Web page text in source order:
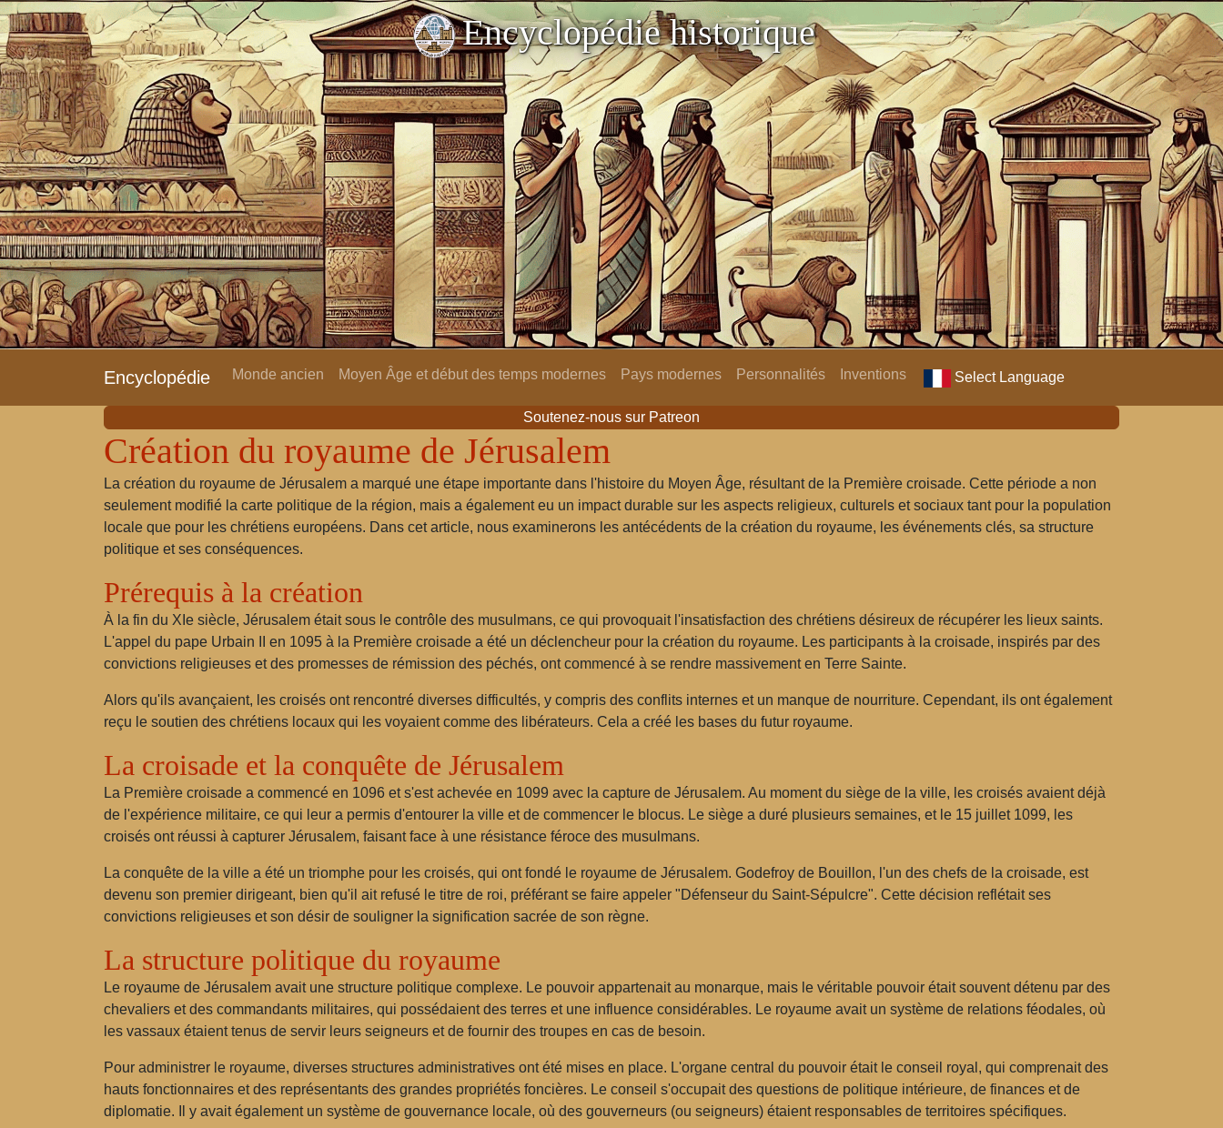
Encyclopédie historique
Encyclopédie Monde ancien Moyen Âge et début des temps modernes Pays modernes Personnalités Inventions Select Language
Soutenez-nous sur Patreon
Création du royaume de Jérusalem
La création du royaume de Jérusalem a marqué une étape importante dans l'histoire du Moyen Âge, résultant de la Première croisade. Cette période a non
seulement modifié la carte politique de la région, mais a également eu un impact durable sur les aspects religieux, culturels et sociaux tant pour la population
locale que pour les chrétiens européens. Dans cet article, nous examinerons les antécédents de la création du royaume, les événements clés, sa structure
politique et ses conséquences.
Prérequis à la création
À la fin du XIe siècle, Jérusalem était sous le contrôle des musulmans, ce qui provoquait l'insatisfaction des chrétiens désireux de récupérer les lieux saints.
L'appel du pape Urbain II en 1095 à la Première croisade a été un déclencheur pour la création du royaume. Les participants à la croisade, inspirés par des
convictions religieuses et des promesses de rémission des péchés, ont commencé à se rendre massivement en Terre Sainte.
Alors qu'ils avançaient, les croisés ont rencontré diverses difficultés, y compris des conflits internes et un manque de nourriture. Cependant, ils ont également
reçu le soutien des chrétiens locaux qui les voyaient comme des libérateurs. Cela a créé les bases du futur royaume.
La croisade et la conquête de Jérusalem
La Première croisade a commencé en 1096 et s'est achevée en 1099 avec la capture de Jérusalem. Au moment du siège de la ville, les croisés avaient déjà
de l'expérience militaire, ce qui leur a permis d'entourer la ville et de commencer le blocus. Le siège a duré plusieurs semaines, et le 15 juillet 1099, les
croisés ont réussi à capturer Jérusalem, faisant face à une résistance féroce des musulmans.
La conquête de la ville a été un triomphe pour les croisés, qui ont fondé le royaume de Jérusalem. Godefroy de Bouillon, l'un des chefs de la croisade, est
devenu son premier dirigeant, bien qu'il ait refusé le titre de roi, préférant se faire appeler "Défenseur du Saint-Sépulcre". Cette décision reflétait ses
convictions religieuses et son désir de souligner la signification sacrée de son règne.
La structure politique du royaume
Le royaume de Jérusalem avait une structure politique complexe. Le pouvoir appartenait au monarque, mais le véritable pouvoir était souvent détenu par des
chevaliers et des commandants militaires, qui possédaient des terres et une influence considérables. Le royaume avait un système de relations féodales, où
les vassaux étaient tenus de servir leurs seigneurs et de fournir des troupes en cas de besoin.
Pour administrer le royaume, diverses structures administratives ont été mises en place. L'organe central du pouvoir était le conseil royal, qui comprenait des
hauts fonctionnaires et des représentants des grandes propriétés foncières. Le conseil s'occupait des questions de politique intérieure, de finances et de
diplomatie. Il y avait également un système de gouvernance locale, où des gouverneurs (ou seigneurs) étaient responsables de territoires spécifiques.